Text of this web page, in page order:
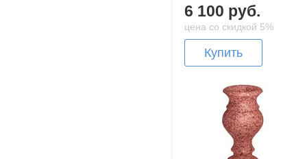
6 100 руб.
цена со скидкой 5%
Купить